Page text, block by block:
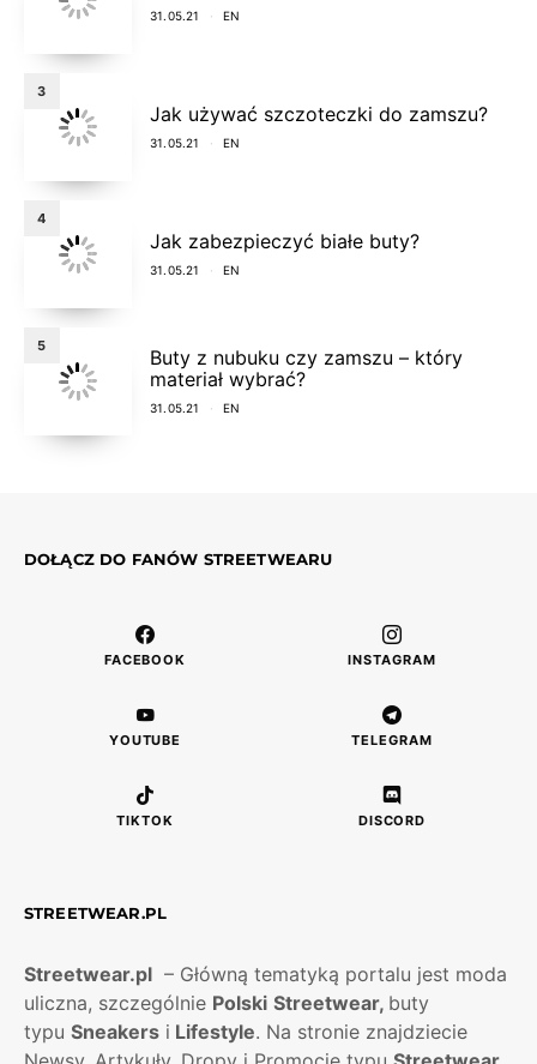
31.05.21 EN
3
Jak używać szczoteczki do zamszu?
31.05.21 EN
4
Jak zabezpieczyć białe buty?
31.05.21 EN
5
Buty z nubuku czy zamszu – który
materiał wybrać?
31.05.21 EN
DOŁĄCZ DO FANÓW STREETWEARU
FACEBOOK INSTAGRAM
YOUTUBE TELEGRAM
TIKTOK DISCORD
STREETWEAR.PL
Streetwear.pl – Główną tematyką portalu jest moda
uliczna, szczególnie Polski Streetwear, buty
typu Sneakers i Lifestyle. Na stronie znajdziecie